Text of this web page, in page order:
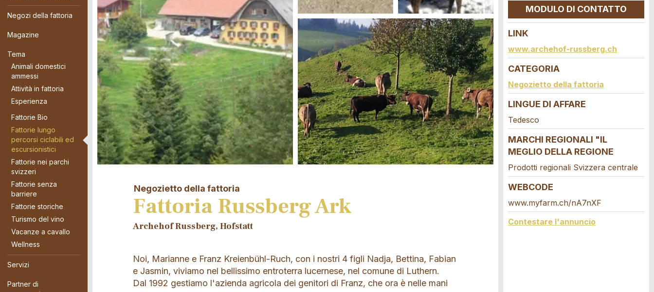
Negozi della fattoria
Magazine
Tema
Animali domestici
ammessi
Attività in fattoria
Esperienza
Fattorie Bio
Fattorie lungo
percorsi ciclabili ed
escursionistici
Fattorie nei parchi
svizzeri
Fattorie senza
barriere
Fattorie storiche
Turismo del vino
Vacanze a cavallo
Wellness
Servizi
Partner di
Negozietto della fattoria
Fattoria Russberg Ark
Archehof Russberg, Hofstatt
Noi, Marianne e Franz Kreienbühl-Ruch, con i nostri 4 figli Nadja, Bettina, Fabian
e Jasmin, viviamo nel bellissimo entroterra lucernese, nel comune di Luthern.
Dal 1992 gestiamo l'azienda agricola dei genitori di Franz, che ora è nelle mani
MODULO DI CONTATTO
LINK
www.archehof-russberg.ch
CATEGORIA
Negozietto della fattoria
LINGUE DI AFFARE
Tedesco
MARCHI REGIONALI "IL
MEGLIO DELLA REGIONE
Prodotti regionali Svizzera centrale
WEBCODE
www.myfarm.ch/nA7nXF
Contestare l'annuncio